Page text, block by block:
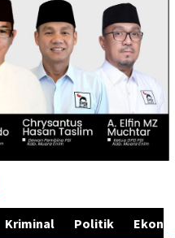
Kriminal Politik